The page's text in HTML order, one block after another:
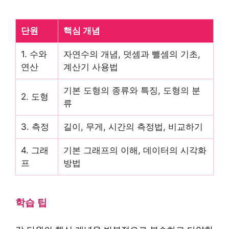
단원 핵심 개념
1. 수와
연산
자연수의 개념, 덧셈과 뺄셈의 기초,
계산기 사용법
2. 도형
기본 도형의 종류와 특징, 도형의 분
류
3. 측정 길이, 무게, 시간의 측정법, 비교하기
4. 그래
프
기본 그래프의 이해, 데이터의 시각화
방법
학습 팁